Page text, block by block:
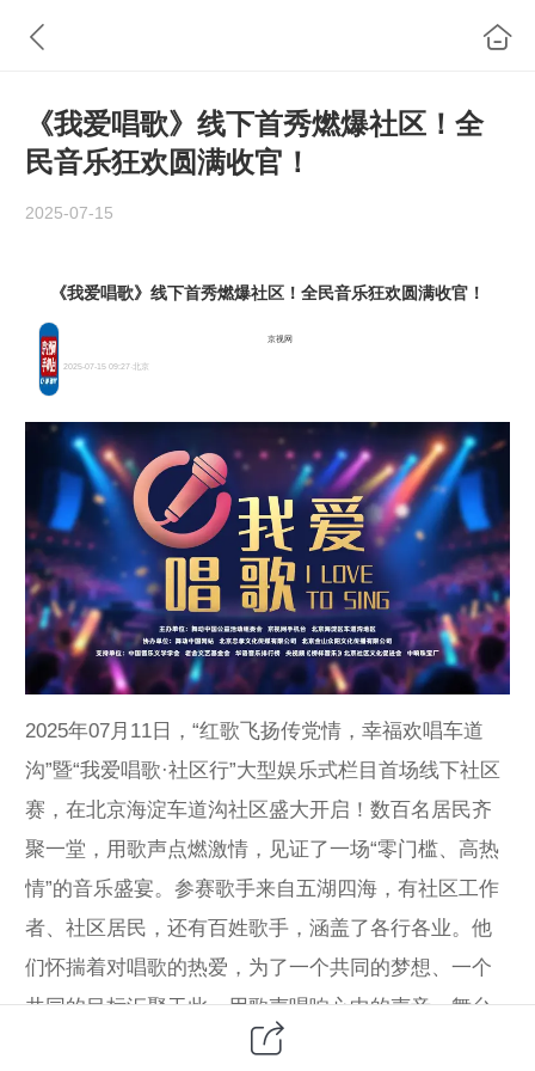
《我爱唱歌》线下首秀燃爆社区！全
民音乐狂欢圆满收官！
2025-07-15
《我爱唱歌》线下首秀燃爆社区！全民音乐狂欢圆满收官！
京视网
2025-07-15 09:27·北京
2025年07月11日，“红歌飞扬传党情，幸福欢唱车道
沟”暨“我爱唱歌·社区行”大型娱乐式栏目首场线下社区
赛，在北京海淀车道沟社区盛大开启！数百名居民齐
聚一堂，用歌声点燃激情，见证了一场“零门槛、高热
情”的音乐盛宴。参赛歌手来自五湖四海，有社区工作
者、社区居民，还有百姓歌手，涵盖了各行各业。他
们怀揣着对唱歌的热爱，为了一个共同的梦想、一个
共同的目标汇聚于此，用歌声唱响心中的声音。舞台
上，他们或激情澎湃，或深情婉转，每一首歌都饱含